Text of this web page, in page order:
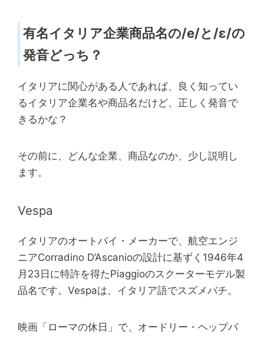
有名イタリア企業商品名の/e/と/ɛ/の
発音どっち？
イタリアに関心がある人であれば、良く知ってい
るイタリア企業名や商品名だけど、正しく発音で
きるかな？
その前に、どんな企業、商品なのか、少し説明し
ます。
Vespa
イタリアのオートバイ・メーカーで、航空エンジ
ニアCorradino D’Ascanioの設計に基ずく1946年4
月23日に特許を得たPiaggioのスクーターモデル製
品名です。Vespaは、イタリア語でスズメバチ。
映画「ローマの休日」で、オードリー・ヘップバ